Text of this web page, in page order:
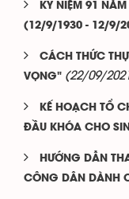
KỶ NIỆM 91
(12/9/1930 - 12/9/
CÁCH THỨC
VỌNG" (22/09/
KẾ HOẠCH TỔ
ĐẦU KHÓA CHO
HƯỚNG DẪN
CÔNG DÂN DÀNH